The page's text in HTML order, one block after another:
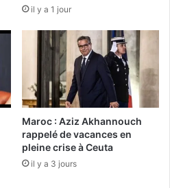
il y a 1 jour
Maroc : Aziz Akhannouch
rappelé de vacances en
pleine crise à Ceuta
il y a 3 jours